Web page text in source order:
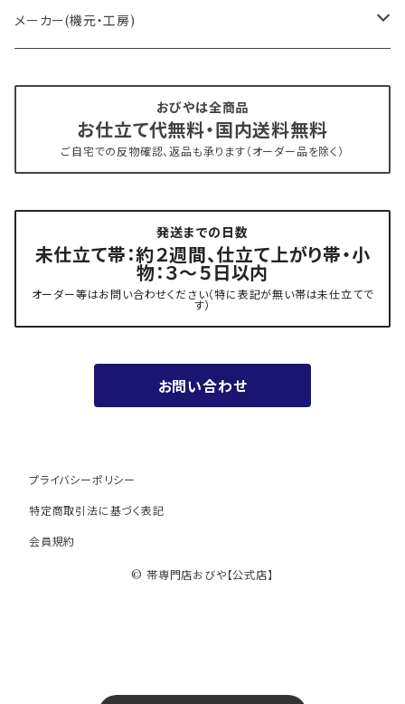
- 京袋帯・開き仕立て
- 新古帯、中古・リサイクル帯 (メンテナンス済み)
夏用
- 振袖の帯・ママ振り・振袖用袋帯
メーカー(機元・工房)
博多織 西村織物
『marumasa.fab』丸正織物
おびやは全商品
お仕立て代無料・国内送料無料
ご自宅での反物確認、返品も承ります（オーダー品を除く）
発送までの日数
未仕立て帯：約２週間、仕立て上がり帯・小
物：３～５日以内
オーダー等はお問い合わせください（特に表記が無い帯は未仕立てで
す）
お問い合わせ
プライバシーポリシー
特定商取引法に基づく表記
会員規約
© 帯専門店おびや【公式店】